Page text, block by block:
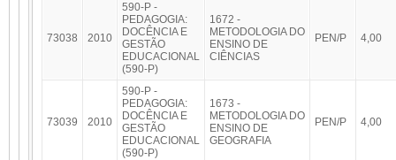
73038 2010
590-P -
PEDAGOGIA:
DOCÊNCIA E
GESTÃO
EDUCACIONAL
(590-P)
1672 -
METODOLOGIA DO
ENSINO DE
CIÊNCIAS
PEN/P 4,00
73039 2010
590-P -
PEDAGOGIA:
DOCÊNCIA E
GESTÃO
EDUCACIONAL
(590-P)
1673 -
METODOLOGIA DO
ENSINO DE
GEOGRAFIA
PEN/P 4,00